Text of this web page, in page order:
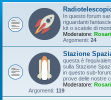
In questo forum
riguardanti
kit o scatole di
Moderatore:
Argomenti: 24
Stazione
questa è
sulla Stazione
in questo sub-
prove delle nostre
Moderatore:
Argomenti: 119